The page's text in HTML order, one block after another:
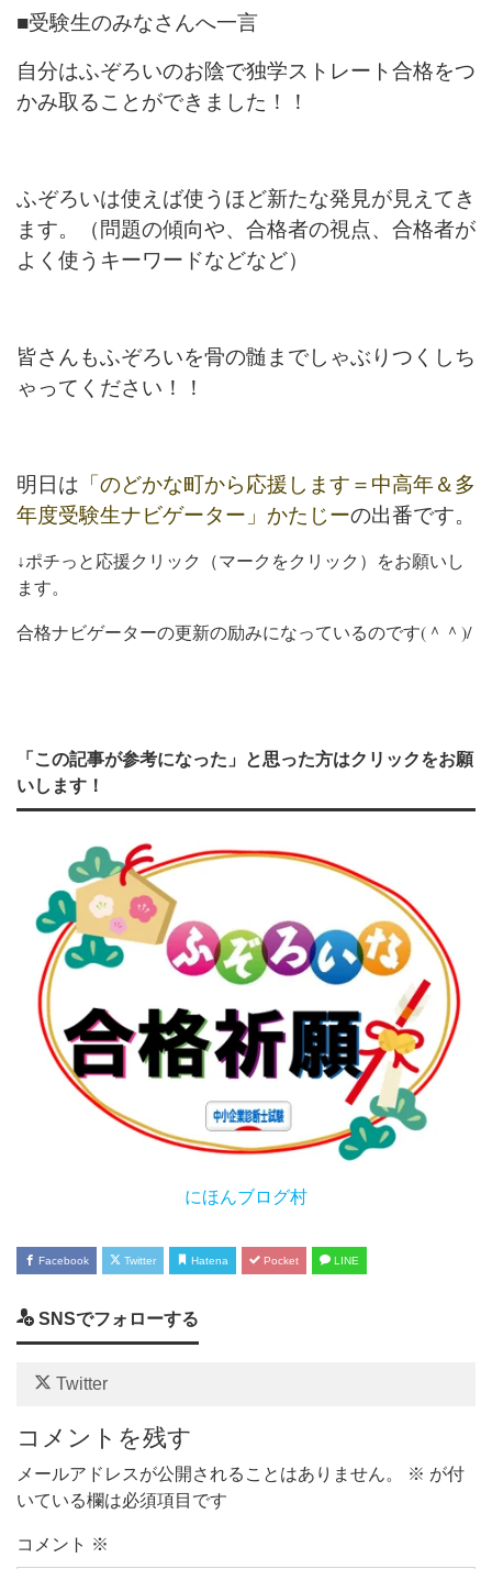
■受験生のみなさんへ一言
自分はふぞろいのお陰で独学ストレート合格をつ
かみ取ることができました！！
ふぞろいは使えば使うほど新たな発見が見えてき
ます。（問題の傾向や、合格者の視点、合格者が
よく使うキーワードなどなど）
皆さんもふぞろいを骨の髄までしゃぶりつくしち
ゃってください！！
明日は 「のどかな町から応援します＝中高年＆多
年度受験生ナビゲーター」かたじーの出番です。
↓ポチっと応援クリック（マークをクリック）をお願いし
ます。
合格ナビゲーターの更新の励みになっているのです( ＾＾ )/
「この記事が参考になった」と思った方はクリックをお願
いします！
にほんブログ村
Facebook Twitter Hatena Pocket LINE
SNSでフォローする
Twitter
コメントを残す
メールアドレスが公開されることはありません。 ※ が付
いている欄は必須項目です
コメント ※